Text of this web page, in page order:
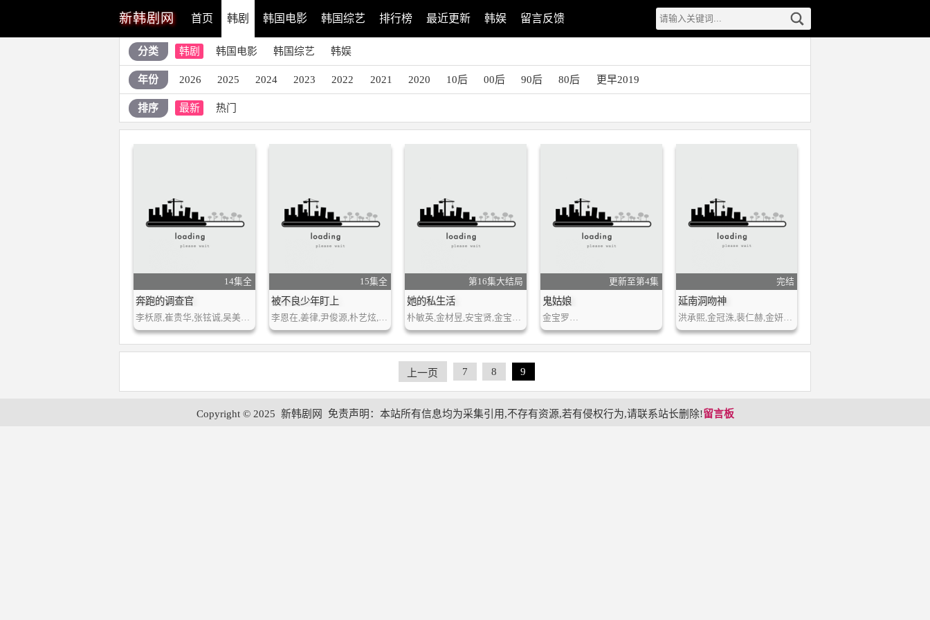
新韩剧网 首页 韩剧 韩国电影 韩国综艺 排行榜 最近更新 韩娱 留言反馈
分类 韩剧 韩国电影 韩国综艺 韩娱
年份 2026 2025 2024 2023 2022 2021 2020 10后 00后 90后 80后 更早2019
排序 最新 热门
14集全
奔跑的调查官
李枖原,崔贵华,张铉诚,吴美姬,金柱英,李珠雨,沈志浩,吴在均,朴宝庆…
15集全
被不良少年盯上
李恩在,姜律,尹俊源,朴艺炫,崔灿怡…
第16集大结局
她的私生活
朴敏英,金材昱,安宝贤,金宝拉,郑帝元…
更新至第4集
鬼姑娘
金宝罗…
完结
延南洞吻神
洪承熙,金冠洙,裴仁赫,金妍瑞,李世熙…
上一页 7 8 9
Copyright © 2025 新韩剧网 免责声明：本站所有信息均为采集引用,不存有资源,若有侵权行为,请联系站长删除!留言板